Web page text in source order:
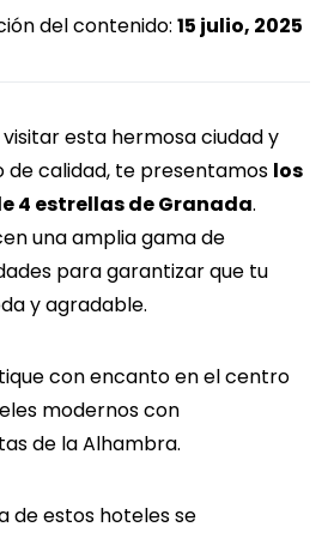
del contenido: 15 julio, 2025
esta hermosa ciudad y
de calidad, te presentamos los
4 estrellas de Granada.
una amplia gama de
para garantizar que tu
y agradable.
con encanto en el centro
modernos con
de la Alhambra.
de estos hoteles se